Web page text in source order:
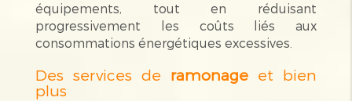
équipements, tout en réduisant
progressivement les coûts liés aux
consommations énergétiques excessives.
Des services de ramonage et bien
plus